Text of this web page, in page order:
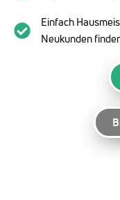
Einfach
Neukunden